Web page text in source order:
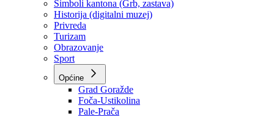
O kantonu
O kantonu
Simboli kantona (Grb, zastava)
Historija (digitalni muzej)
Privreda
Turizam
Obrazovanje
Sport
Općine